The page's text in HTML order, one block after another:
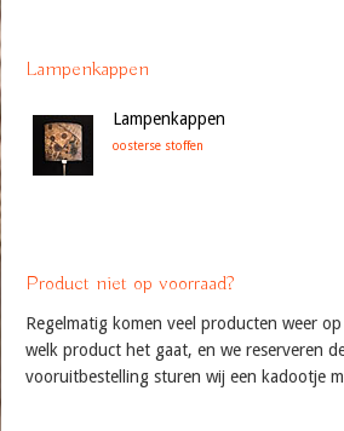
Lampenkappen
Lampenkappen
oosterse stoffen
Product niet op voorraad?
Regelmatig komen veel producten weer
welk product het gaat, en we reserveren
vooruitbestelling sturen wij een kadootje